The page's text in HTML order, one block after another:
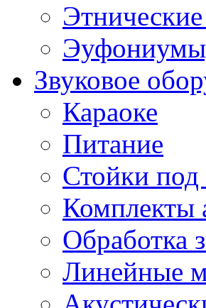
Звуковое
Караоке
Питание
Стойки под
Комплекты
Обработка
Линейные